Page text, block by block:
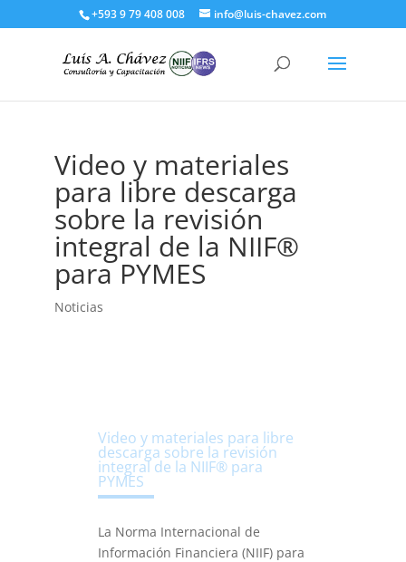
+593 9 79 408 008 info@luis-chavez.com
Video y materiales
para libre descarga
sobre la revisión
integral de la NIIF®
para PYMES
Noticias
Video y materiales para libre
descarga sobre la revisión
integral de la NIIF® para
PYMES
La Norma Internacional de
Información Financiera (NIIF) para